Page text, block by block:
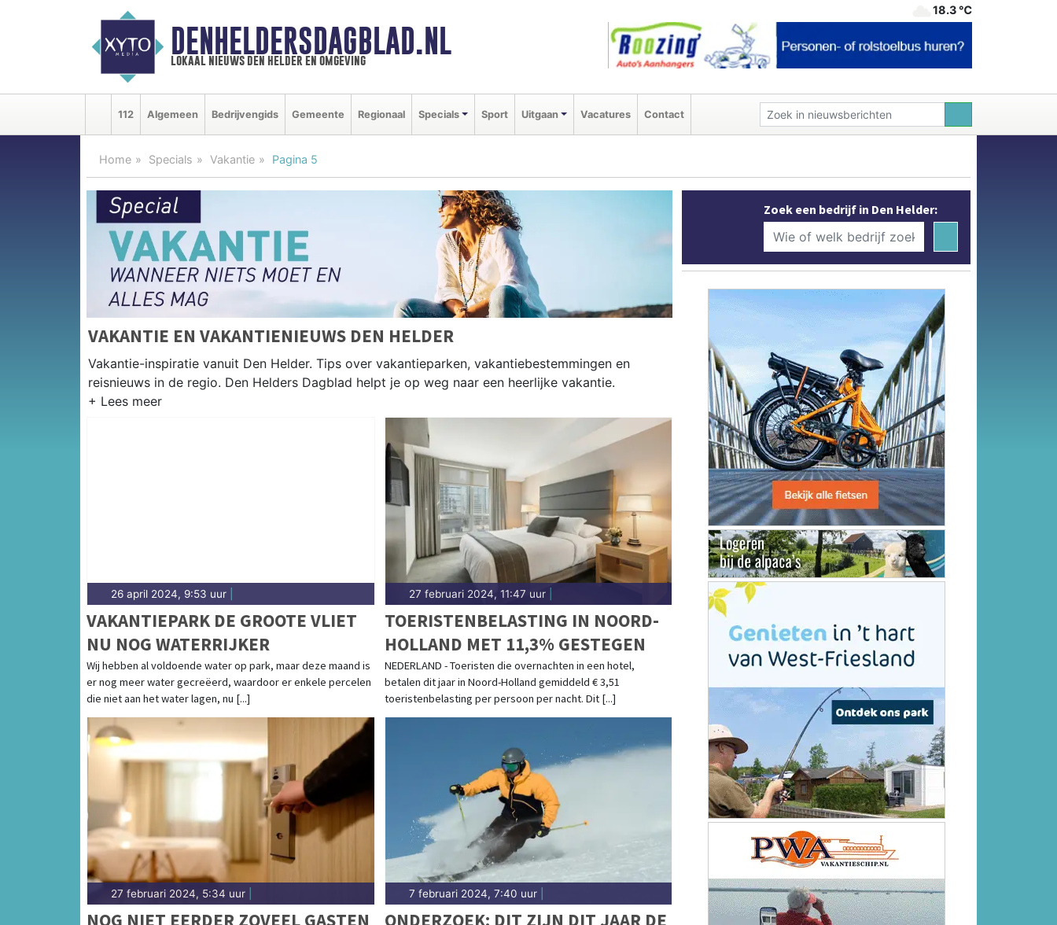
DENHELDERSDAGBLAD.NL
lokaal nieuws den helder en omgeving
18.3 ℃
112 Algemeen Bedrijvengids Gemeente Regionaal Specials Sport Uitgaan Vacatures Contact
Home Specials Vakantie Pagina 5
VAKANTIE EN VAKANTIENIEUWS DEN HELDER
Vakantie-inspiratie vanuit Den Helder. Tips over vakantieparken, vakantiebestemmingen en
reisnieuws in de regio. Den Helders Dagblad helpt je op weg naar een heerlijke vakantie.
26 april 2024, 9:53 uur
VAKANTIEPARK DE GROOTE VLIET
NU NOG WATERRIJKER
Wij hebben al voldoende water op park, maar deze maand is
er nog meer water gecreëerd, waardoor er enkele percelen
die niet aan het water lagen, nu [...]
27 februari 2024, 11:47 uur|
TOERISTENBELASTING IN NOORD-
HOLLAND MET 11,3% GESTEGEN
NEDERLAND - Toeristen die overnachten in een hotel,
betalen dit jaar in Noord-Holland gemiddeld € 3,51
toeristenbelasting per persoon per nacht. Dit [...]
27 februari 2024, 5:34 uur
NOG NIET EERDER ZOVEEL GASTEN
7 februari 2024, 7:40 uur|
ONDERZOEK: DIT ZIJN DIT JAAR DE
Zoek een bedrijf in Den Helder: